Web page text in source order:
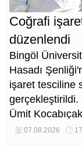
Coğrafi
düzenlendi
Bingöl
Hasadı
işaret tesciline
gerçekleştirildi.
Ümit
katıldı.
07.08.2026